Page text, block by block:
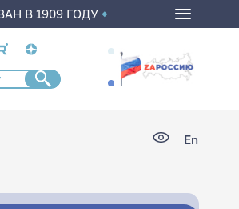
В 1909 ГОДУ
En